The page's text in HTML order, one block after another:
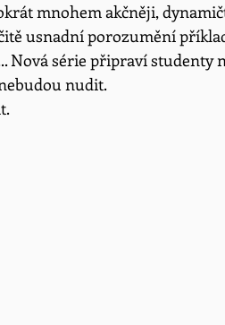
mnohem akčněji,
usnadní porozumění
Nová série připraví studenty
nudit.